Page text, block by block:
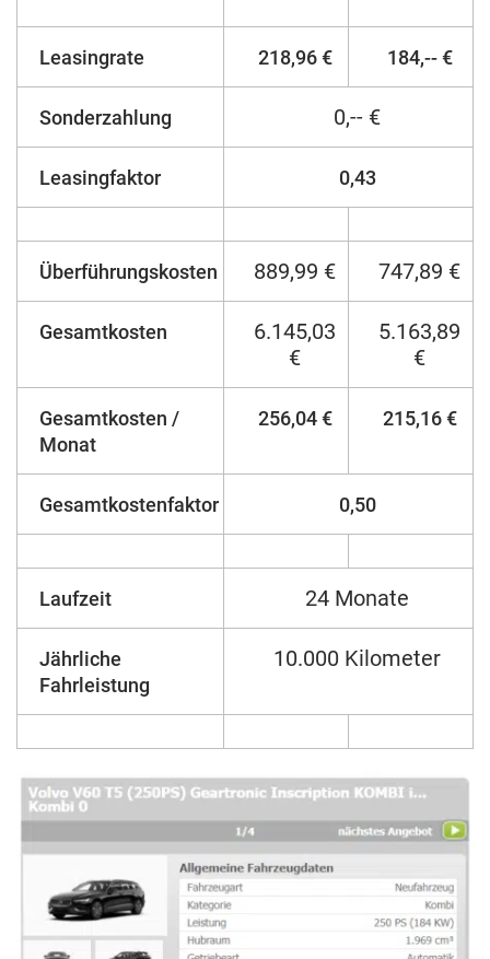
Leasingrate 218,96 € 184,-- €
Sonderzahlung 0,-- €
Leasingfaktor 0,43
Überführungskosten 889,99 € 747,89 €
Gesamtkosten
6.145,03
€
5.163,89
€
Gesamtkosten /
Monat
256,04 € 215,16 €
Gesamtkostenfaktor 0,50
Laufzeit 24 Monate
Jährliche
Fahrleistung
10.000 Kilometer